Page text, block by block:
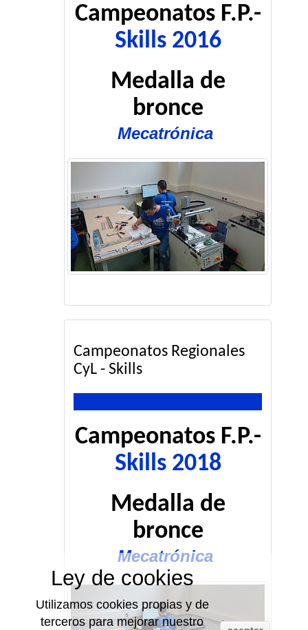
Campeonatos F.P.-
Skills 2016
Medalla de
bronce
Mecatrónica
Campeonatos Regionales
CyL - Skills
Campeonatos F.P.-
Skills 2018
Medalla de
bronce
Mecatrónica
Ley de cookies
Utilizamos cookies propias y de
terceros para mejorar nuestro